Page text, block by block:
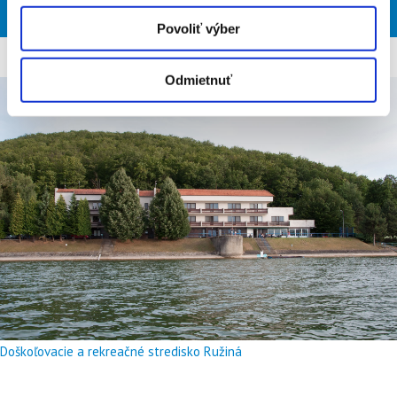
Povoliť výber
Odmietnuť
Doškoľovacie a rekreačné stredisko Ružiná